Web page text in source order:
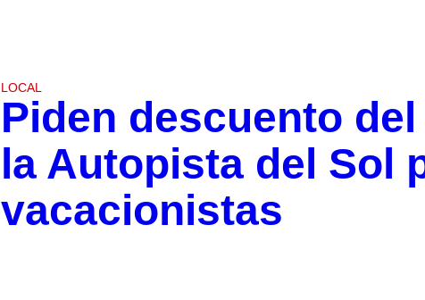
LOCAL
Piden descuento
la Autopista del Sol
vacacionistas